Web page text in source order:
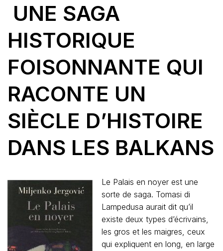
UNE SAGA
HISTORIQUE
FOISONNANTE QUI
RACONTE UN
SIÈCLE D’HISTOIRE
DANS LES BALKANS
Le Palais en noyer est une
sorte de saga. Tomasi di
Lampedusa aurait dit qu’il
existe deux types d’écrivains,
les gros et les maigres, ceux
qui expliquent en long, en large